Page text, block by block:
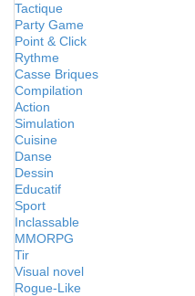
Tactique
Party Game
Point & Click
Rythme
Casse Briques
Compilation
Action
Simulation
Cuisine
Danse
Dessin
Educatif
Sport
Inclassable
MMORPG
Tir
Visual novel
Rogue-Like